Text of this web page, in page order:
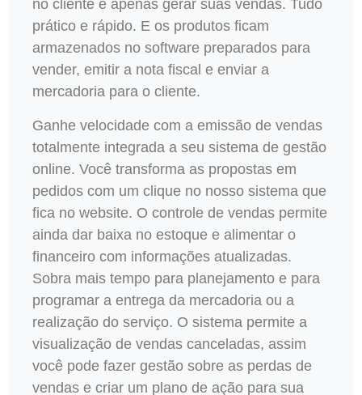
no cliente e apenas gerar suas vendas. Tudo
prático e rápido. E os produtos ficam
armazenados no software preparados para
vender, emitir a nota fiscal e enviar a
mercadoria para o cliente.
Ganhe velocidade com a emissão de vendas
totalmente integrada a seu sistema de gestão
online. Você transforma as propostas em
pedidos com um clique no nosso sistema que
fica no website. O controle de vendas permite
ainda dar baixa no estoque e alimentar o
financeiro com informações atualizadas.
Sobra mais tempo para planejamento e para
programar a entrega da mercadoria ou a
realização do serviço. O sistema permite a
visualização de vendas canceladas, assim
você pode fazer gestão sobre as perdas de
vendas e criar um plano de ação para sua